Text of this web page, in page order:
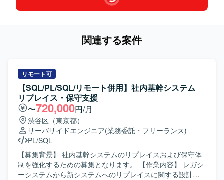
関連する案件
リモート可
【SQL/PL/SQL/リモート併用】社内基幹システム
リプレイス・保守支援
〜720,000円/月
渋谷区（東京都）
サーバサイドエンジニア(業務委託・フリーランス)
PL/SQL
【募集背景】 社内基幹システムのリプレイスおよび保守体
制を強化するための募集となります。 【作業内容】 レガシ
ーシステムから新システムへのリプレイスに関する設計・